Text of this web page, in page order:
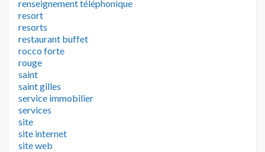
renseignement téléphonique
resort
resorts
restaurant buffet
rocco forte
rouge
saint
saint gilles
service immobilier
services
site
site internet
site web